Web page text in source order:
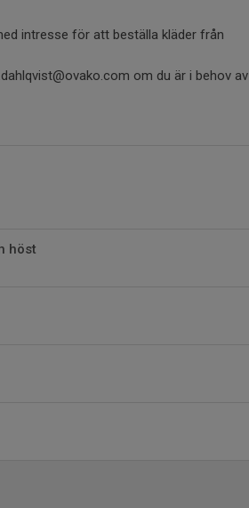
intresse för att beställa kläder från
om du är i behov av
höst